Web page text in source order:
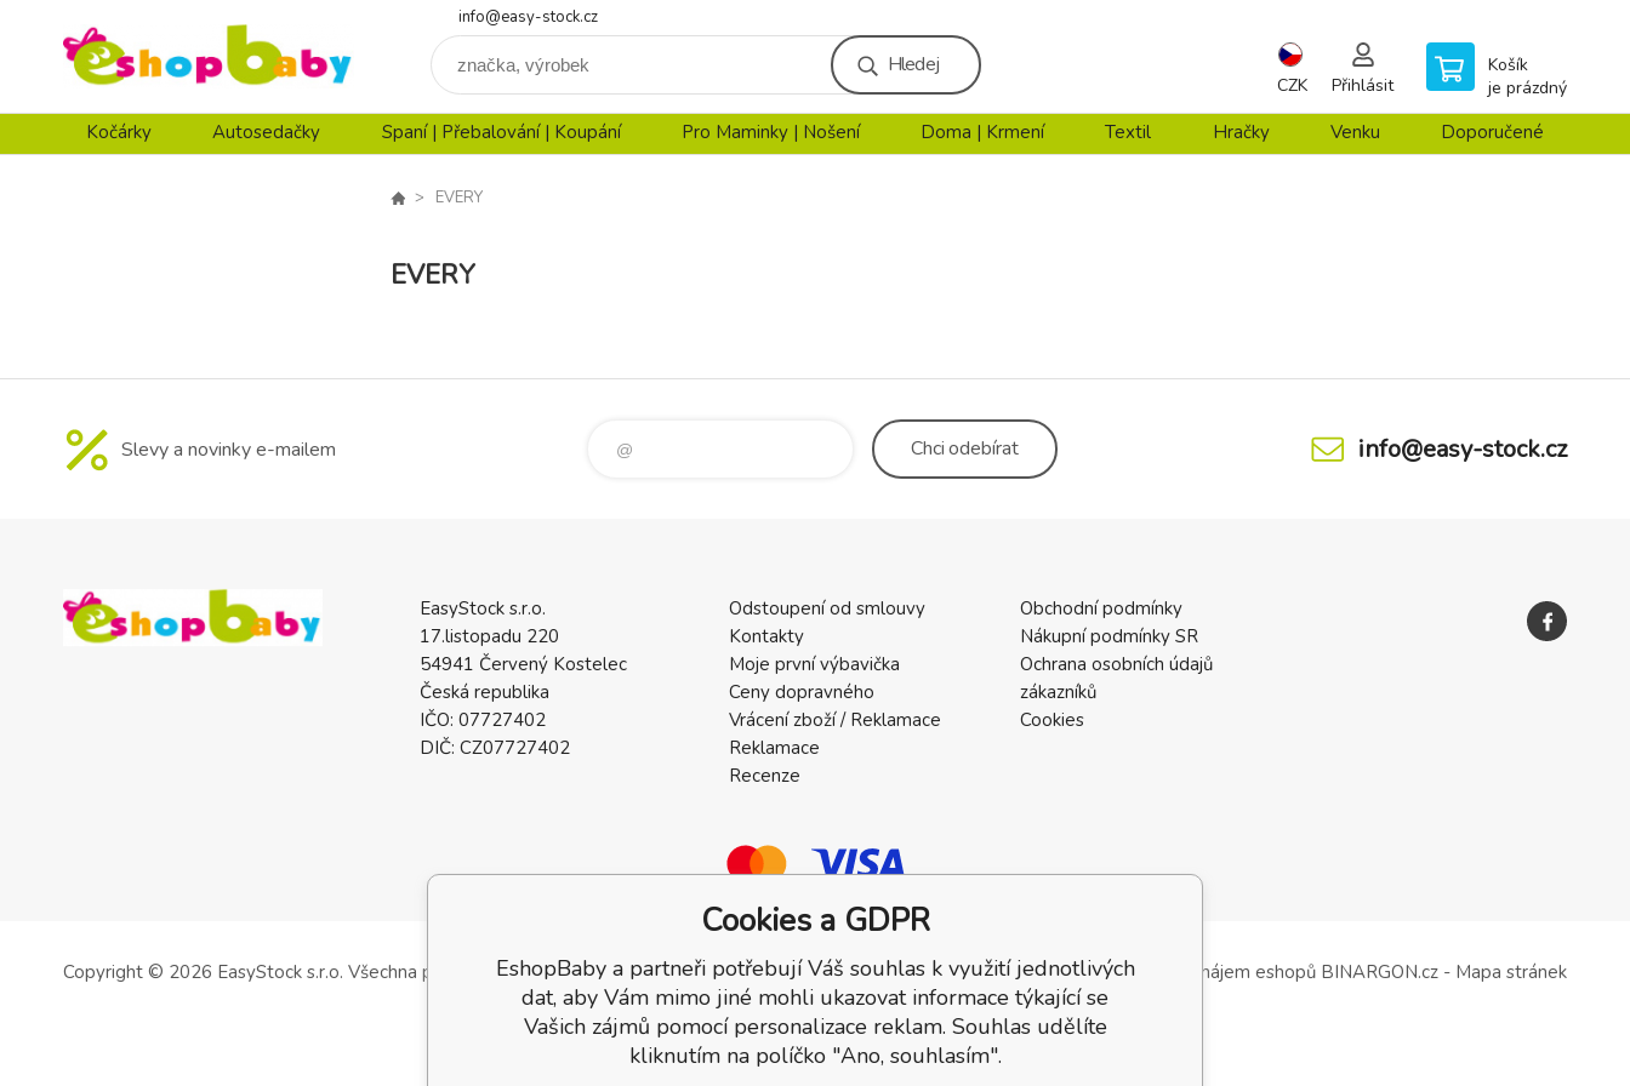
info@easy-stock.cz
Hledej
CZK Přihlásit
Košík
je prázdný
Kočárky Autosedačky Spaní | Přebalování | Koupání Pro Maminky | Nošení Doma | Krmení Textil Hračky Venku Doporučené
EVERY
EVERY
Slevy a novinky e-mailem Chciodebírat info@easy-stock.cz
EasyStock s.r.o.
17.listopadu 220
54941 Červený Kostelec
Česká republika
IČO: 07727402
DIČ: CZ07727402
Odstoupení od smlouvy
Kontakty
Moje první výbavička
Ceny dopravného
Vrácení zboží / Reklamace
Reklamace
Recenze
Obchodní podmínky
Nákupní podmínky SR
Ochrana osobních údajů
zákazníků
Cookies
Copyright © 2026 EasyStock s.r.o. Všechna práva vyhrazena. Tvorba a pronájem eshopů BINARGON.cz - Mapa stránek
Cookies a GDPR
EshopBaby a partneři potřebují Váš souhlas k využití jednotlivých
dat, aby Vám mimo jiné mohli ukazovat informace týkající se
Vašich zájmů pomocí personalizace reklam. Souhlas udělíte
kliknutím na políčko "Ano, souhlasím".